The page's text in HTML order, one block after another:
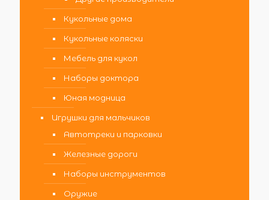
Кукольные дома
Кукольные коляски
Мебель для кукол
Наборы доктора
Юная модница
Игрушки для мальчиков
Автотреки и парковки
Железные дороги
Наборы инструментов
Оружие